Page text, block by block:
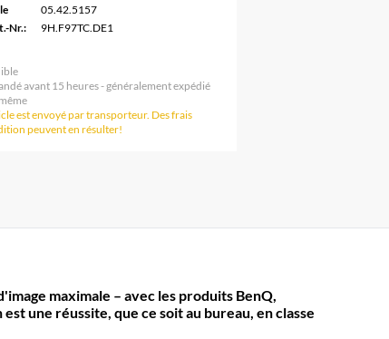
05.42.5157
Nr.:
9H.F97TC.DE1
avant 15 heures - généralement expédié
est envoyé par transporteur. Des frais
peuvent en résulter!
maximale – avec les produits BenQ,
une réussite, que ce soit au bureau, en classe